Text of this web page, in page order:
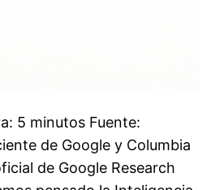
5 minutos Fuente:
de Google y Columbia
de Google Research